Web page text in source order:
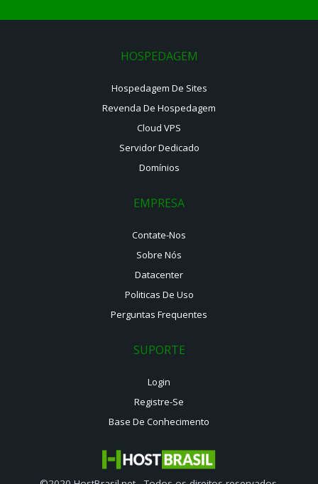
HOSPEDAGEM
Hospedagem De Sites
Revenda De Hospedagem
Cloud VPS
Servidor Dedicado
Domínios
EMPRESA
Contate-Nos
Sobre Nós
Datacenter
Politicas De Uso
Perguntas Frequentes
SUPORTE
Login
Registre-Se
Base De Conhecimento